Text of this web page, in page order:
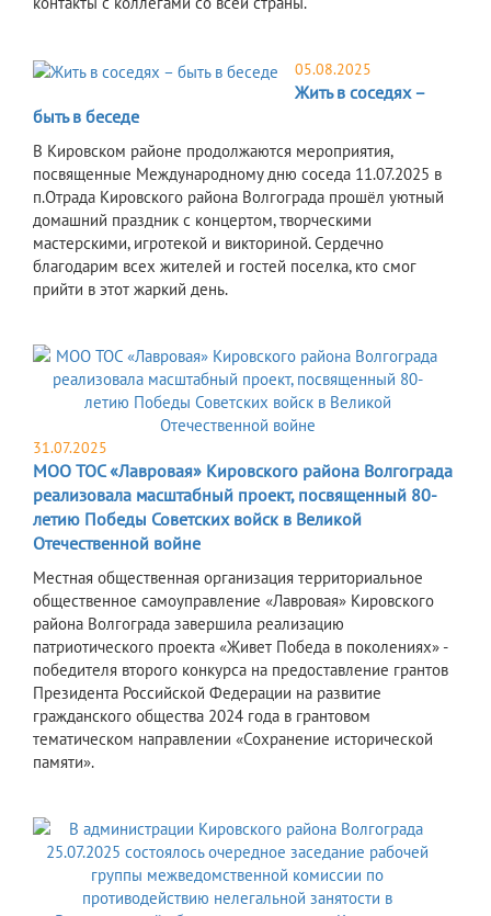
05.08.2025
Жить в соседях –
быть в беседе
В Кировском районе продолжаются мероприятия,
посвященные Международному дню соседа 11.07.2025 в
п.Отрада Кировского района Волгограда прошёл уютный
домашний праздник с концертом, творческими
мастерскими, игротекой и викториной. Сердечно
благодарим всех жителей и гостей поселка, кто смог
прийти в этот жаркий день.
31.07.2025
МОО ТОС «Лавровая» Кировского района Волгограда
реализовала масштабный проект, посвященный 80-
летию Победы Советских войск в Великой
Отечественной войне
​Местная общественная организация территориальное
общественное самоуправление «Лавровая» Кировского
района Волгограда завершила реализацию
патриотического проекта «Живет Победа в поколениях» -
победителя второго конкурса на предоставление грантов
Президента Российской Федерации на развитие
гражданского общества 2024 года в грантовом
тематическом направлении «Сохранение исторической
памяти».